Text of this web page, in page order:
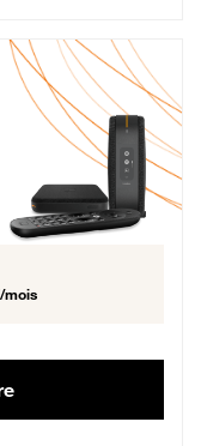
par mois, Engagement 12 mois
mois